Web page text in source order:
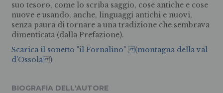
suo tesoro, come lo scriba saggio, cose antiche e cose
nuove e usando, anche, linguaggi antichi e nuovi,
senza paura di tornare a una tradizione che sembrava
dimenticata (dalla Prefazione).
Scarica il sonetto "il Fornalino" (montagna della val
d’Ossola )
BIOGRAFIA DELL'AUTORE